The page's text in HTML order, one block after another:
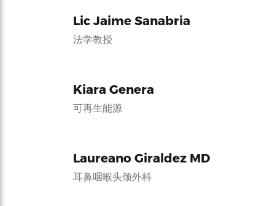
Lic Jaime Sanabria
法学教授
Kiara Genera
可再生能源
Laureano Giraldez MD
耳鼻咽喉头颈外科